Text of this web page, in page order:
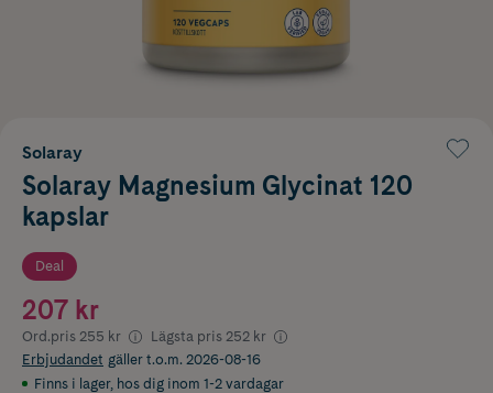
Solaray
Solaray Magnesium Glycinat 120
kapslar
Deal
207 kr
Ord.pris 255 kr Lägsta pris 252 kr
Erbjudandet gäller t.o.m. 2026-08-16
Finns i lager, hos dig inom 1-2 vardagar